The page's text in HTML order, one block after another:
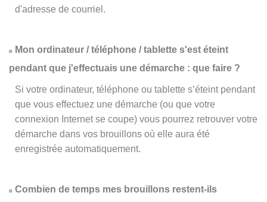
d'adresse de courriel.
Mon ordinateur / téléphone / tablette s'est éteint
pendant que j'effectuais une démarche : que faire ?
Si votre ordinateur, téléphone ou tablette s’éteint pendant
que vous effectuez une démarche (ou que votre
connexion Internet se coupe) vous pourrez retrouver votre
démarche dans vos brouillons où elle aura été
enregistrée automatiquement.
Combien de temps mes brouillons restent-ils